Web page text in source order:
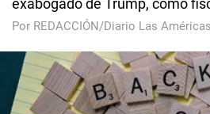
exabogado de Trump, como
Por REDACCIÓN/Diario Las Américas